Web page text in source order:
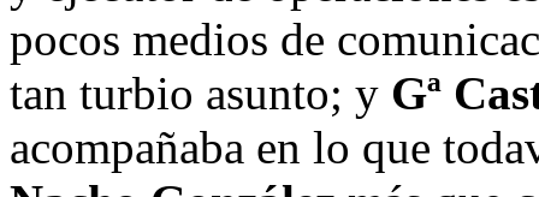
pocos medios de
tan turbio asunto; y Gª
acompañaba en lo que